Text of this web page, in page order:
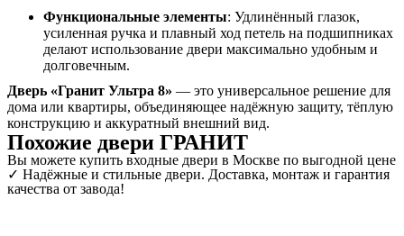
Функциональные элементы: Удлинённый глазок,
усиленная ручка и плавный ход петель на подшипниках
делают использование двери максимально удобным и
долговечным.
Дверь «Гранит Ультра 8» — это универсальное решение для
дома или квартиры, объединяющее надёжную защиту, тёплую
конструкцию и аккуратный внешний вид.
Похожие двери ГРАНИТ
Вы можете купить входные двери в Москве по выгодной цене
✓ Надёжные и стильные двери. Доставка, монтаж и гарантия
качества от завода!